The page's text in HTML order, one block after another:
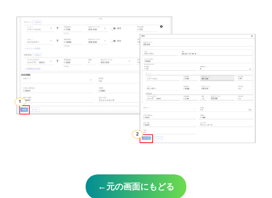
←元の画面にもどる